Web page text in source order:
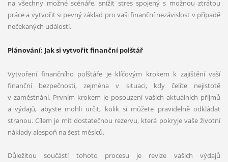
na všechny možné scénáře, snížit stres spojený s možnou ztrátou
práce a vytvořit si pevný základ pro vaši finanční nezávislost v případě
nečekaných událostí.
Plánování: Jak si vytvořit finanční polštář
Vytvoření finančního polštáře je klíčovým krokem k zajištění vaší
finanční bezpečnosti, zejména v situaci, kdy čelíte nejistotě
v zaměstnání. Prvním krokem je posouzení vašich aktuálních příjmů
a výdajů, abyste mohli určit, kolik si můžete pravidelně odkládat
stranou. Cílem je mít dostatečnou rezervu, která pokryje vaše životní
náklady alespoň na šest měsíců.
Důležitou součástí tohoto procesu je revize vašich výdajů